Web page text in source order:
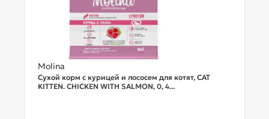
Molina
Сухой корм с курицей и лососем для котят, CAT
KITTEN. CHICKEN WITH SALMON, 0, 4...